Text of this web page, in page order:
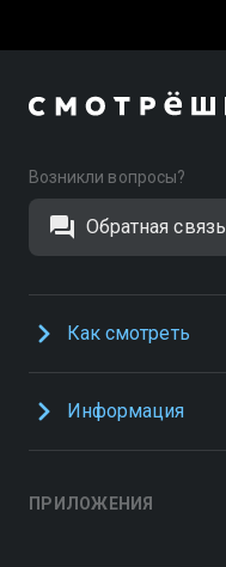
Возникли вопросы?
Обратная связь
Как смотреть
Информация
ПРИЛОЖЕНИЯ